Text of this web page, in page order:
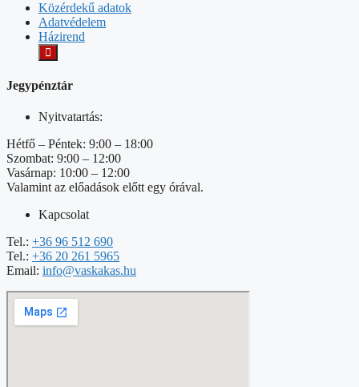
Közérdekű adatok
Adatvédelem
Házirend
Jegypénztár
Nyitvatartás:
Hétfő – Péntek: 9:00 – 18:00
Szombat: 9:00 – 12:00
Vasárnap: 10:00 – 12:00
Valamint az előadások előtt egy órával.
Kapcsolat
Tel.: +36 96 512 690
Tel.: +36 20 261 5965
Email: info@vaskakas.hu